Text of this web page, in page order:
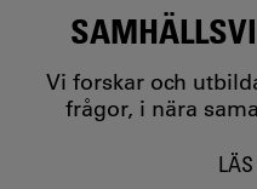
Vi forskar och
frågor, i nära